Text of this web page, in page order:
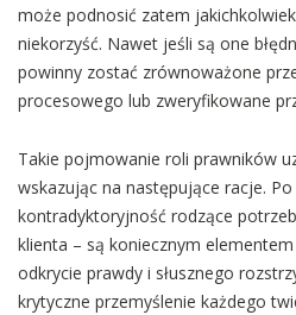
może podnosić zatem
niekorzyść. Nawet jeśli są one
powinny zostać zrównoważone
procesowego lub zweryfikowane
Takie pojmowanie roli prawników
wskazując na następujące racje.
kontradyktoryjność rodzące
klienta – są koniecznym
odkrycie prawdy i słusznego
krytyczne przemyślenie każdego